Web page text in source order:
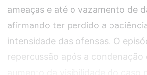
ameaças e até o vazamento de
afirmando ter perdido a
intensidade das ofensas. O
repercussão após a condenação